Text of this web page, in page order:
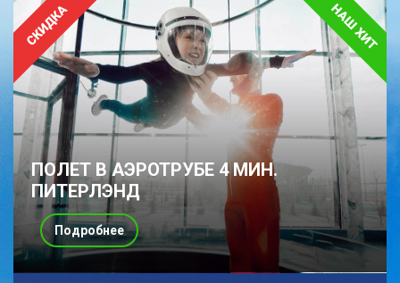
ПОЛЕТ В АЭРОТРУБЕ 4 МИН.
ПИТЕРЛЭНД
Подробнее